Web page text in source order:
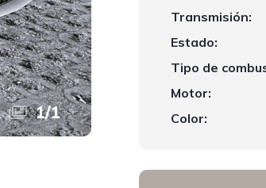
1/1
Transmisión:
Estado:
Tipo de
Motor:
Color: